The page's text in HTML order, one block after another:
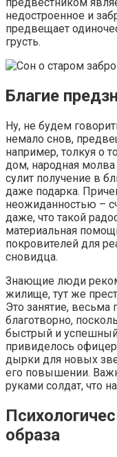
недостроенное и
предвещает
грусть.
Благие
Ну, не будем
немало снов,
например, толкуя о
дом, народная молва
сулит получение в
даже подарка.
неожиданностью –
даже, что такой
материальная
покровителей для
сновидца.
Знающие люди
жилище, тут же
Это занятие, весьма
благотворно,
быстрый и успешный
привиделось
дырки для новых
его повышении.
руками солдат, что
образа